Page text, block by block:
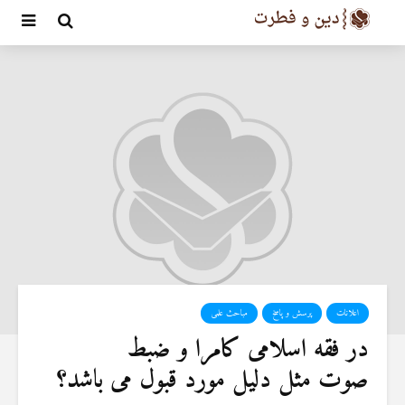
اعلانات پرسش و پاسخ مباحث علمی
در فقه اسلامی کامرا و ضبط
صوت مثل دلیل مورد قبول می باشد؟